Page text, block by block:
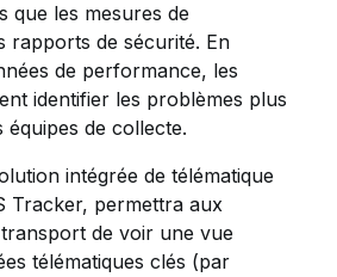
que les mesures de
rapports de sécurité. En
de performance, les
identifier les problèmes plus
de collecte.
intégrée de télématique
Tracker, permettra aux
de voir une vue
télématiques clés (par